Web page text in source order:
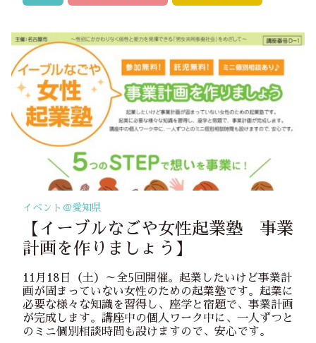
イベント＠愛知県
【イーブルなごや女性起業塾 事業
計画を作りましょう】
11月18日（土）～全5回開催。起業したいけど事業計
画が固まっていない女性のための起業塾です。起業に
必要な様々な知識を習得し、座学と宿題で、事業計画
が完成します。講座中の個人ワーク中に、一人ずつと
のミニ個別相談時間も設けますので、安心です。